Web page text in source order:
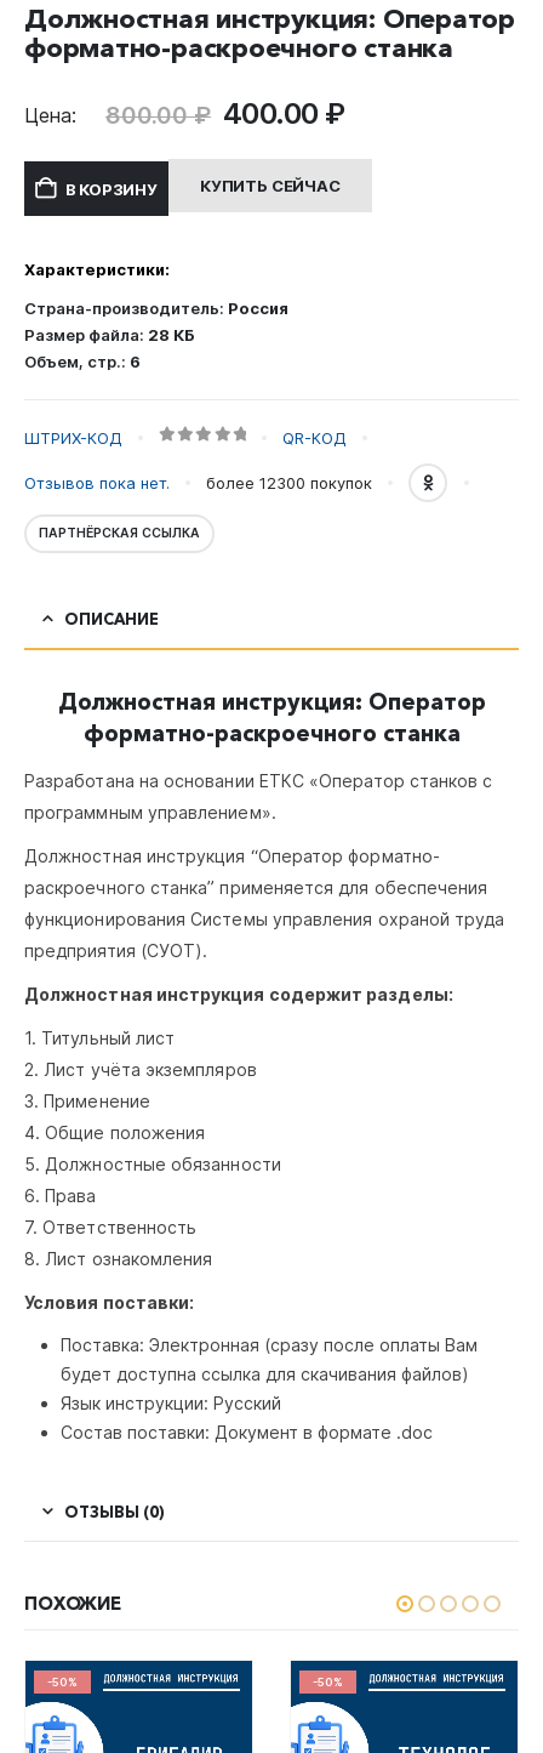
Должностная инструкция: Оператор
форматно-раскроечного станка
Цена: 800.00₽ Первоначальная
составляла
800.00 ₽.
400.00 ₽Текущая
400.00 ₽.
В КОРЗИНУ КУПИТЬ СЕЙЧАС
Характеристики:
Страна-производитель: Россия
Размер файла: 28 КБ
Объем, стр.: 6
ШТРИХ-КОД QR-КОД
Отзывов пока нет. более 12300 покупок
ПАРТНЁРСКАЯ ССЫЛКА
ОПИСАНИЕ
Должностная инструкция: Оператор
форматно-раскроечного станка
Разработана на основании ЕТКС «Оператор станков с
программным управлением».
Должностная инструкция “Оператор форматно-
раскроечного станка” применяется для обеспечения
функционирования Системы управления охраной труда
предприятия (СУОТ).
Должностная инструкция содержит разделы:
1. Титульный лист
2. Лист учёта экземпляров
3. Применение
4. Общие положения
5. Должностные обязанности
6. Права
7. Ответственность
8. Лист ознакомления
Условия поставки:
Поставка: Электронная (сразу после оплаты Вам
будет доступна ссылка для скачивания файлов)
Язык инструкции: Русский
Состав поставки: Документ в формате .doc
ОТЗЫВЫ (0)
ПОХОЖИЕ
-50% -50%